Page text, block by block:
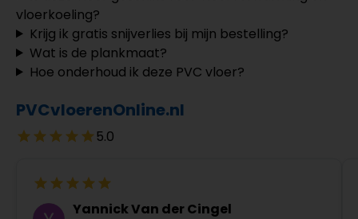
vloerkoeling?
Krijg ik gratis snijverlies bij mijn bestelling?
Wat is de plankmaat?
Hoe onderhoud ik deze PVC vloer?
PVCvloerenOnline.nl
5.0
Yannick Van der Cingel